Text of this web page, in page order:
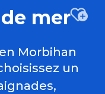
mer
Morbihan
un